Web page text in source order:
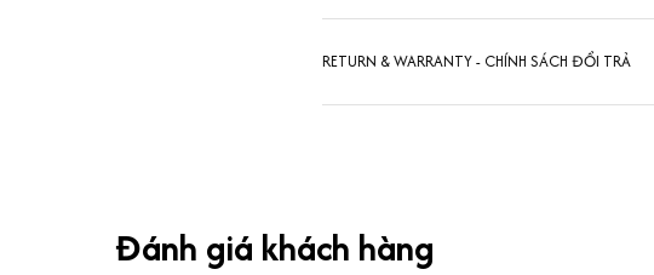
RETURN & WARRANTY - CHÍNH SÁCH ĐỔI TRẢ
Đánh giá khách hàng